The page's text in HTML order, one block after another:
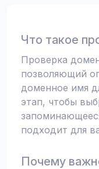
Что такое
Проверка
позволяющий
доменное имя
этап, чтобы
подходит для
Почему